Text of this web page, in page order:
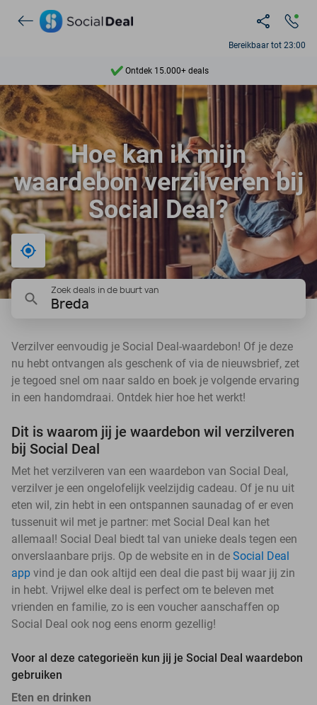
Bereikbaar tot 23:00
Ontdek 15.000+ deals
7 dagen per week beschikbaar
10+ miljoen leden
9,4
Ontdek 15.000+ deals
Hoe kan ik mijn
waardebon verzilveren bij
Social Deal?
Bij mij in de buurt
Zoek deals in de buurt van
Breda
Verzilver eenvoudig je Social Deal-waardebon! Of je deze
nu hebt ontvangen als geschenk of via de nieuwsbrief, zet
je tegoed snel om naar saldo en boek je volgende ervaring
in een handomdraai. Ontdek hier hoe het werkt!
Dit is waarom jij je waardebon wil verzilveren
bij Social Deal
Met het verzilveren van een waardebon van Social Deal,
verzilver je een ongelofelijk veelzijdig cadeau. Of je nu uit
eten wil, zin hebt in een ontspannen saunadag of er even
tussenuit wil met je partner: met Social Deal kan het
allemaal! Social Deal biedt tal van unieke deals tegen een
onverslaanbare prijs. Op de website en in de Social Deal
app vind je dan ook altijd een deal die past bij waar jij zin
in hebt. Vrijwel elke deal is perfect om te beleven met
vrienden en familie, zo is een voucher aanschaffen op
Social Deal ook nog eens enorm gezellig!
Voor al deze categorieën kun jij je Social Deal waardebon
gebruiken
Eten en drinken